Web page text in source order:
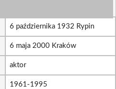
6 października 1932 Rypin
6 maja 2000 Kraków
aktor
1961-1995